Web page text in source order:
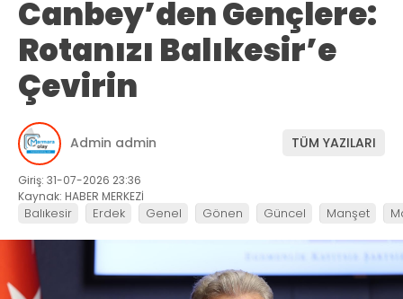
Canbey’den Gençlere:
Rotanızı Balıkesir’e
Çevirin
Admin admin TÜM YAZILARI
Giriş: 31-07-2026 23:36
Kaynak: HABER MERKEZİ
Balıkesir Erdek Genel Gönen Güncel Manşet